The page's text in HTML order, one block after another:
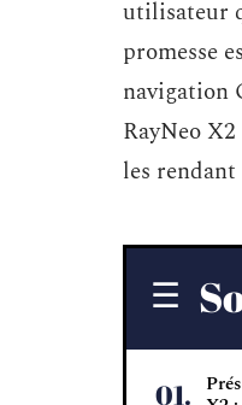
utilisateur
promesse
navigation
RayNeo
les